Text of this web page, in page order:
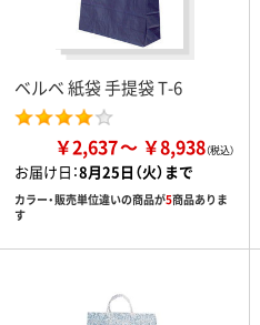
ベルベ 紙袋 手提袋 T-6
￥2,637 ￥8,938
お届け日：8月25日（火）まで
カラー・販売単位違いの商品が5商品ありま
す